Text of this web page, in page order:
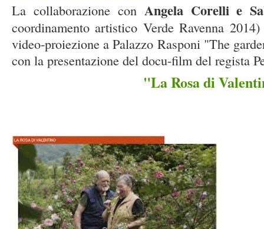
La collaborazione con Angela Corelli e
coordinamento artistico Verde Ravenna
video-proiezione a Palazzo Rasponi "The
con la presentazione del docu-film del regista
"La Rosa di